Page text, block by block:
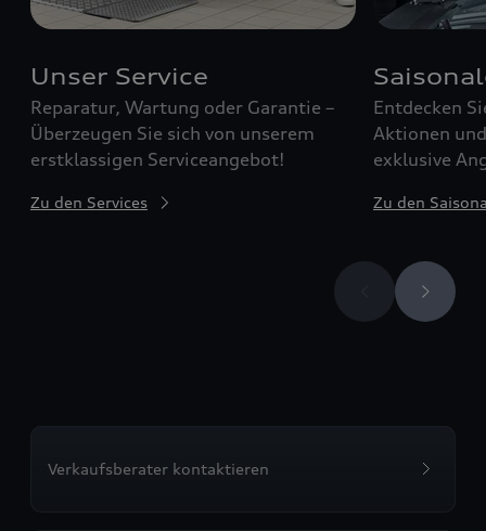
Unser Service
Reparatur, Wartung oder Garantie –
Überzeugen Sie sich von unserem
erstklassigen Serviceangebot!
Zu den Services
Entdecken
Aktionen
exklusive
Zu den
Verkaufsberater kontaktieren